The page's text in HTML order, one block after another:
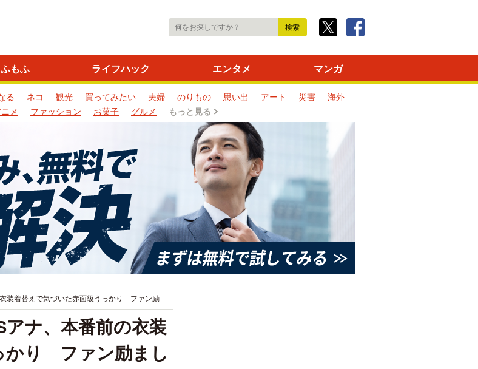
ふもふ ライフハック エンタメ マンガ
る ネコ 観光 買ってみたい 夫婦 のりもの 思い出 アート 災害
海外
メ ファッション お菓子 グルメ もっと見る
装着替えで気づいた赤面級うっかり ファン励
アナ、本番前の衣装
かり ファン励まし